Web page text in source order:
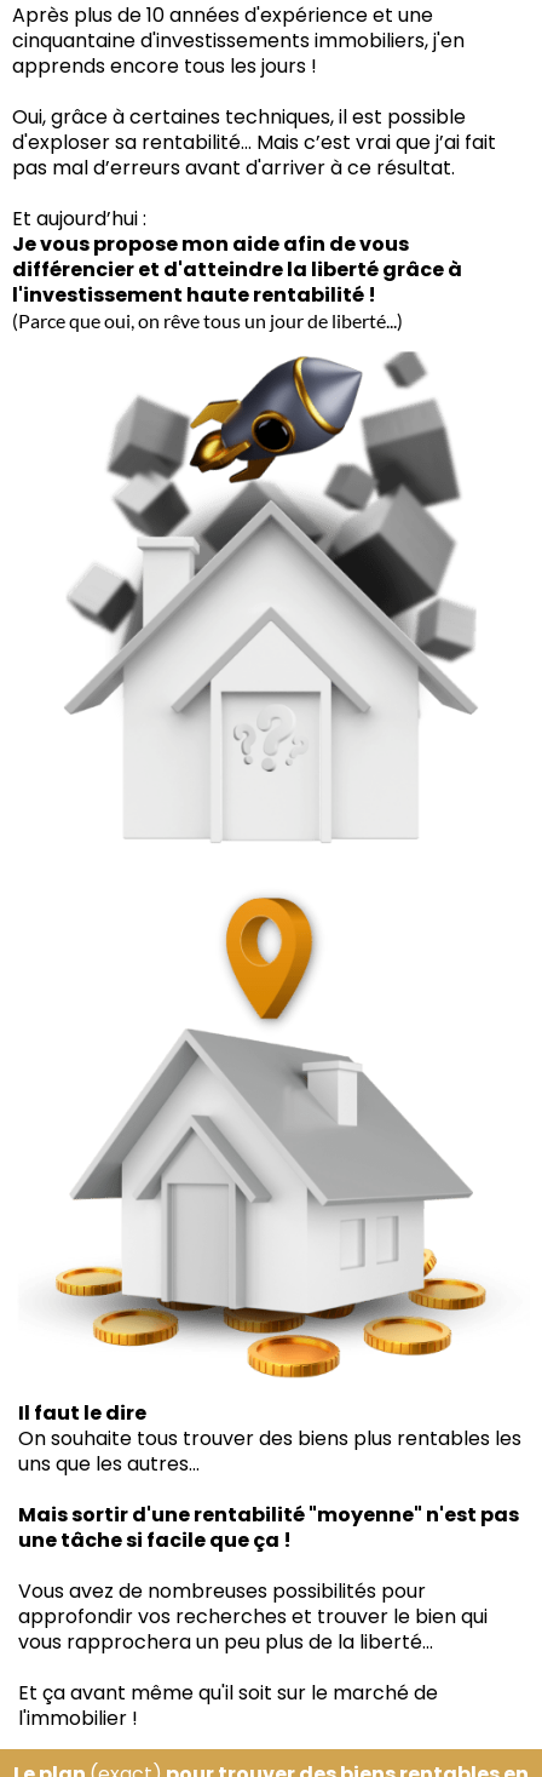
Après plus de 10 années d'expérience et une
cinquantaine d'investissements immobiliers, j'en
apprends encore tous les jours !
Oui, grâce à certaines techniques, il est possible
d'exploser sa rentabilité... Mais c’est vrai que j’ai fait
pas mal d’erreurs avant d'arriver à ce résultat.
Et aujourd’hui :
Je vous propose mon aide afin de vous
différencier et d'atteindre la liberté grâce à
l'investissement haute rentabilité !
(Parce que oui, on rêve tous un jour de liberté...)
Il faut le dire
On souhaite tous trouver des biens plus rentables les
uns que les autres...
Mais sortir d'une rentabilité "moyenne" n'est pas
une tâche si facile que ça !
Vous avez de nombreuses possibilités pour
approfondir vos recherches et trouver le bien qui
vous rapprochera un peu plus de la liberté...
Et ça avant même qu'il soit sur le marché de
l'immobilier !